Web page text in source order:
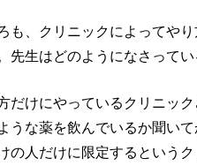
も、クリニックによってや
先生はどのようになさってい
だけにやっているクリニッ
うな薬を飲んでいるか聞い
の人だけに限定するという